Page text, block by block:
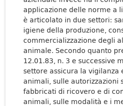
applicazione delle norme a
è articolato in due settori:
igiene della produzione,
commercializzazione degli
animale. Secondo quanto
12.01.83, n. 3 e successive
settore assicura la vigilanza
animali, sulle autorizzazioni
fabbricati di ricovero e di
animali, sulle modalità e i